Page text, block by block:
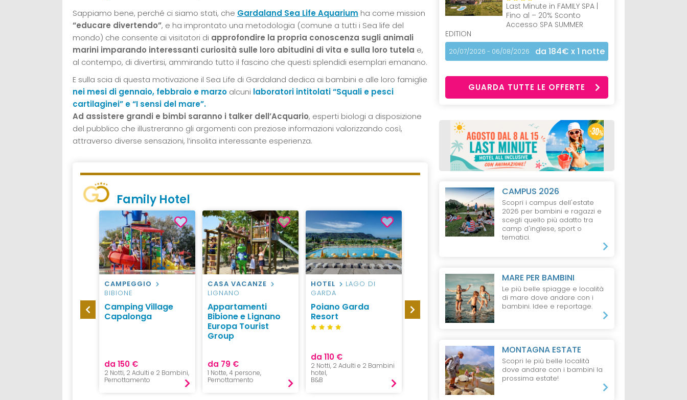
Sappiamo bene, perché ci siamo stati, che Gardaland Sea Life Aquarium ha come mission
“educare divertendo”, e ha improntato una metodologia (comune a tutti i Sea life del
mondo) che consente ai visitatori di approfondire la propria conoscenza sugli animali
marini imparando interessanti curiosità sulle loro abitudini di vita e sulla loro tutela e,
al contempo, di divertirsi, ammirando tutto il fascino che questi splendidi esemplari emanano.
E sulla scia di questa motivazione il Sea Life di Gardaland dedica ai bambini e alle loro famiglie
nei mesi di gennaio, febbraio e marzo alcuni laboratori intitolati “Squali e pesci
cartilaginei” e “I sensi del mare”.
Ad assistere grandi e bimbi saranno i talker dell’Acquario, esperti biologi a disposizione
del pubblico che illustreranno gli argomenti con preziose informazioni valorizzando così,
attraverso diverse sensazioni, l’insolita interessante esperienza.
Family Hotel
CAMPEGGIO
BIBIONE
Camping Village
Capalonga
da 150 €
2 Notti, 2 Adulti e 2 Bambini,
Pernottamento
CASA VACANZE
LIGNANO
Appartamenti
Bibione e Lignano
Europa Tourist
Group
da 79 €
1 Notte, 4 persone,
Pernottamento
HOTEL
LAGO DI
GARDA
Poiano Garda
Resort
da 110 €
2 Notti, 2 Adulti e 2 Bambini
hotel,
B&B
VENEZIA
Best Western Hotel
Tritone
1 Notte, 2 Adulti e 1 Bambino,
Pernottamento
HOTEL
EUGANEE
Hotel Continental
da 80 €
1 Notte, 1 Adulto,
B&B
Last Minute in FAMILY SPA |
Fino al – 20% Sconto
Accesso SPA SUMMER
EDITION
20/07/2026 - 06/08/2026 da 184€ x 1 notte
GUARDA TUTTE LE OFFERTE
CAMPUS 2026
Scopri i campus dell'estate
2026 per bambini e ragazzi e
scegli quello più adatto tra
camp d'inglese, sport o
tematici.
MARE PER BAMBINI
Le più belle spiagge e località
di mare dove andare con i
bambini. Idee e reportage.
MONTAGNA ESTATE
Scopri le più belle località
dove andare con i bambini la
prossima estate!